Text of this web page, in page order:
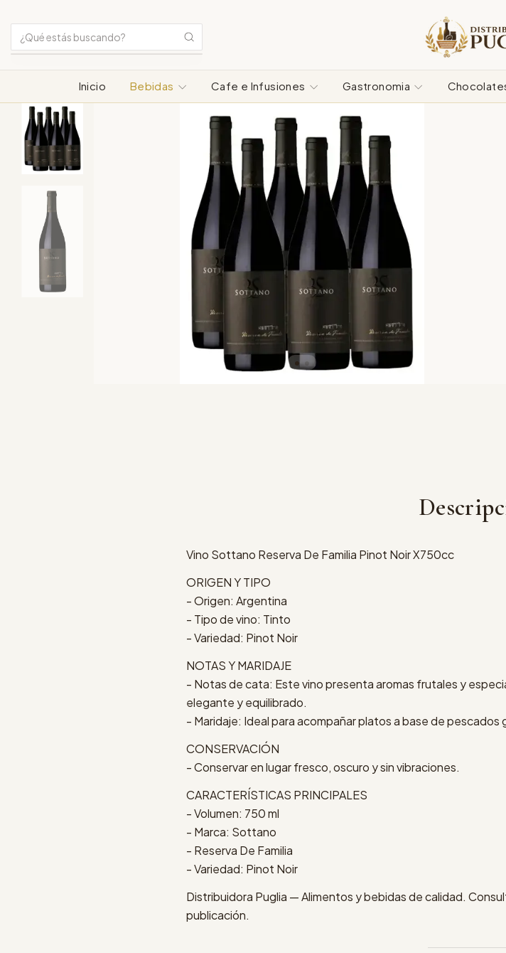
Inicio Bebidas Cafe e Infusiones Gastronomia
Vino Sottano Reserva De Familia Pinot Noir X750cc
ORIGEN Y TIPO
- Origen: Argentina
- Tipo de vino: Tinto
- Variedad: Pinot Noir
NOTAS Y MARIDAJE
- Notas de cata: Este vino presenta aromas frutales y
elegante y equilibrado.
- Maridaje: Ideal para acompañar platos a base de pescados
CONSERVACIÓN
- Conservar en lugar fresco, oscuro y sin vibraciones.
CARACTERÍSTICAS PRINCIPALES
- Volumen: 750 ml
- Marca: Sottano
- Reserva De Familia
- Variedad: Pinot Noir
Distribuidora Puglia — Alimentos y bebidas de calidad.
publicación.